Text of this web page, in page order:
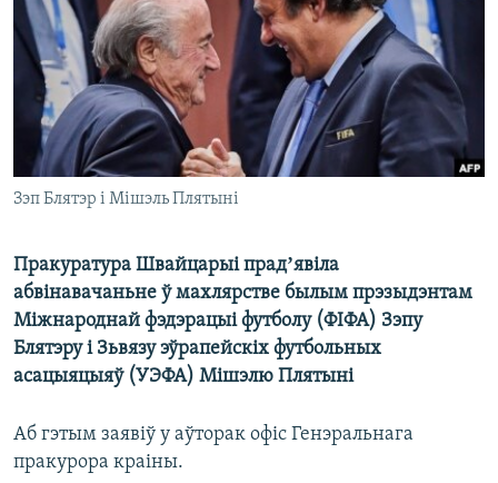
КУЛЬТУРА
КАЛЯНДАР
МОВА
НА ХВАЛЯХ СВАБОДЫ
Зэп Блятэр і Мішэль Плятыні
Пракуратура Швайцарыі прадʼявіла
абвінавачаньне ў махлярстве былым прэзыдэнтам
Міжнароднай фэдэрацыі футболу (ФІФА) Зэпу
Блятэру і Зьвязу эўрапейскіх футбольных
асацыяцыяў (УЭФА) Мішэлю Плятыні
Аб гэтым заявіў у аўторак офіс Генэральнага
пракурора краіны.